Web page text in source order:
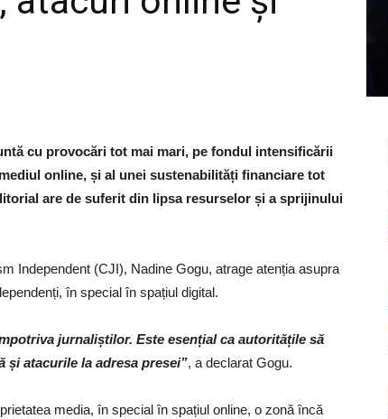
cu provocări tot mai mari, pe fondul intensificării
online, și al unei sustenabilități financiare tot
are de suferit din lipsa resurselor și a sprijinului
Independent (CJI), Nadine Gogu, atrage atenția asupra
în special în spațiul digital.
jurnaliștilor. Este esențial ca autoritățile să
și atacurile la adresa presei”, a declarat Gogu.
media, în special în spațiul online, o zonă încă